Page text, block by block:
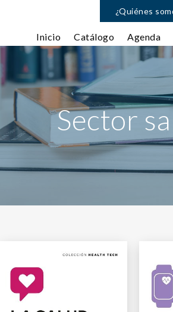
¿Quiénes
Inicio Catálogo Agenda
Sector